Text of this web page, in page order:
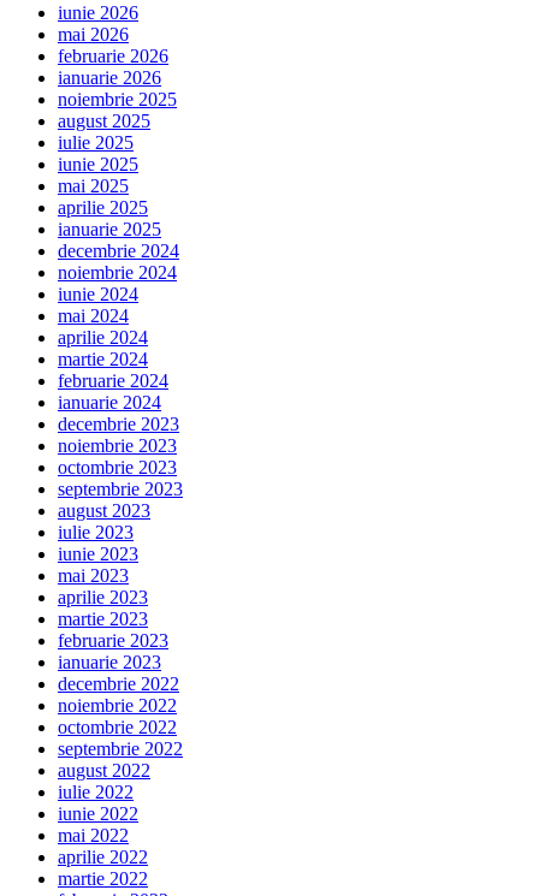
iunie 2026
mai 2026
februarie 2026
ianuarie 2026
noiembrie 2025
august 2025
iulie 2025
iunie 2025
mai 2025
aprilie 2025
ianuarie 2025
decembrie 2024
noiembrie 2024
iunie 2024
mai 2024
aprilie 2024
martie 2024
februarie 2024
ianuarie 2024
decembrie 2023
noiembrie 2023
octombrie 2023
septembrie 2023
august 2023
iulie 2023
iunie 2023
mai 2023
aprilie 2023
martie 2023
februarie 2023
ianuarie 2023
decembrie 2022
noiembrie 2022
octombrie 2022
septembrie 2022
august 2022
iulie 2022
iunie 2022
mai 2022
aprilie 2022
martie 2022